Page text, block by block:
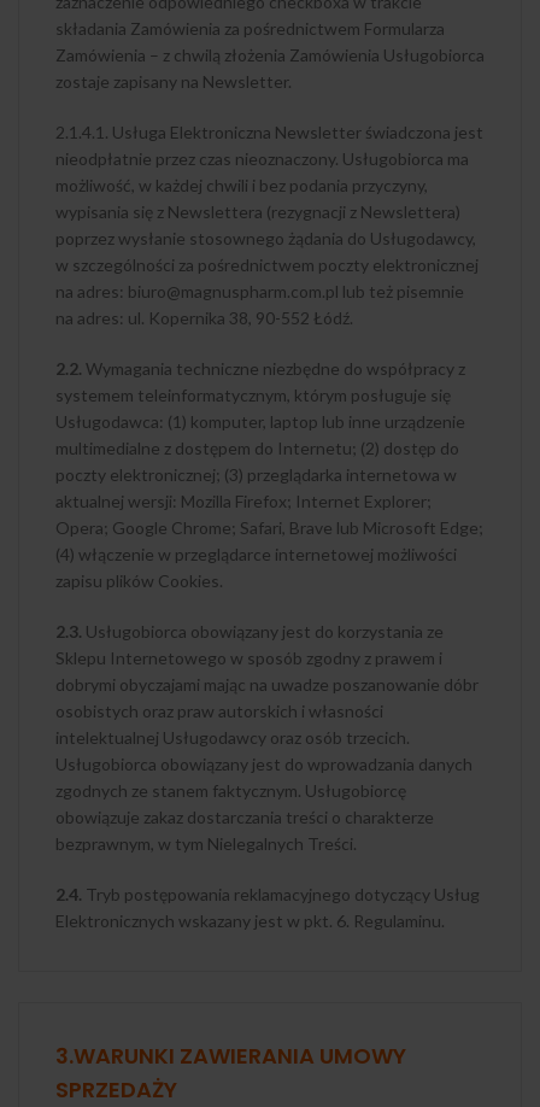
składania Zamówienia za pośrednictwem Formularza
Zamówienia – z chwilą złożenia Zamówienia Usługobiorca
zostaje zapisany na Newsletter.
2.1.4.1. Usługa Elektroniczna Newsletter świadczona jest
nieodpłatnie przez czas nieoznaczony. Usługobiorca ma
możliwość, w każdej chwili i bez podania przyczyny,
wypisania się z Newslettera (rezygnacji z Newslettera)
poprzez wysłanie stosownego żądania do Usługodawcy,
w szczególności za pośrednictwem poczty elektronicznej
na adres: biuro@magnuspharm.com.pl lub też pisemnie
na adres: ul. Kopernika 38, 90-552 Łódź.
2.2. Wymagania techniczne niezbędne do współpracy z
systemem teleinformatycznym, którym posługuje się
Usługodawca: (1) komputer, laptop lub inne urządzenie
multimedialne z dostępem do Internetu; (2) dostęp do
poczty elektronicznej; (3) przeglądarka internetowa w
aktualnej wersji: Mozilla Firefox; Internet Explorer;
Opera; Google Chrome; Safari, Brave lub Microsoft Edge;
(4) włączenie w przeglądarce internetowej możliwości
zapisu plików Cookies.
2.3. Usługobiorca obowiązany jest do korzystania ze
Sklepu Internetowego w sposób zgodny z prawem i
dobrymi obyczajami mając na uwadze poszanowanie dóbr
osobistych oraz praw autorskich i własności
intelektualnej Usługodawcy oraz osób trzecich.
Usługobiorca obowiązany jest do wprowadzania danych
zgodnych ze stanem faktycznym. Usługobiorcę
obowiązuje zakaz dostarczania treści o charakterze
bezprawnym, w tym Nielegalnych Treści.
2.4. Tryb postępowania reklamacyjnego dotyczący Usług
Elektronicznych wskazany jest w pkt. 6. Regulaminu.
3.WARUNKI ZAWIERANIA UMOWY
SPRZEDAŻY